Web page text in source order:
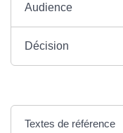
Audience
Décision
Textes de référence